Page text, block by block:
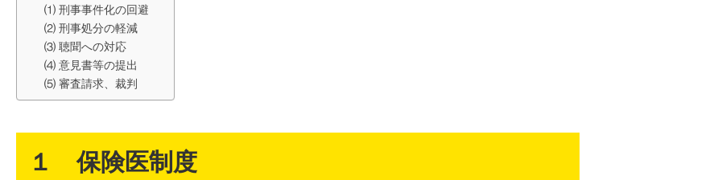
⑴ 刑事事件化の回避
⑵ 刑事処分の軽減
⑶ 聴聞への対応
⑷ 意見書等の提出
⑸ 審査請求、裁判
１ 保険医制度